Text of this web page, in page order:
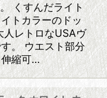
くすんだライト
トカラーのドッ
人レトロなUSAヴ
。 ウエスト部分
伸縮可…